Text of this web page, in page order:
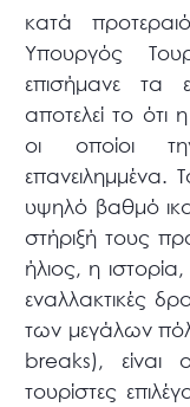
κατά
Υπουργός
επισήμανε τα
αποτελεί το ότι
οι οποίοι
επανειλημμένα.
υψηλό βαθμό
στήριξή τους
ήλιος, η
εναλλακτικές
των μεγάλων
breaks), είναι
τουρίστες